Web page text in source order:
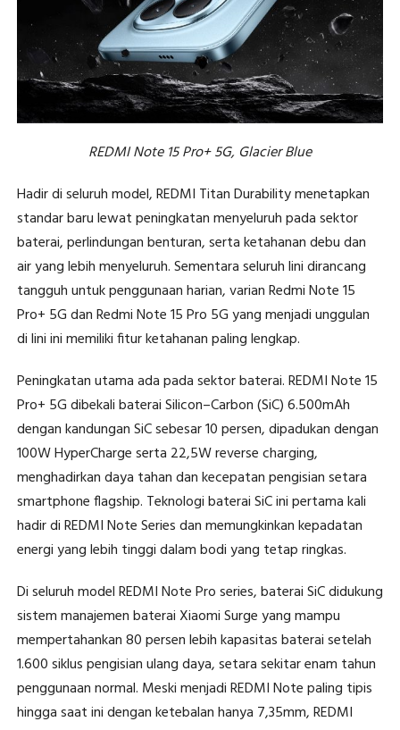
REDMI Note 15 Pro+ 5G, Glacier Blue
Hadir di seluruh model, REDMI Titan Durability menetapkan
standar baru lewat peningkatan menyeluruh pada sektor
baterai, perlindungan benturan, serta ketahanan debu dan
air yang lebih menyeluruh. Sementara seluruh lini dirancang
tangguh untuk penggunaan harian, varian Redmi Note 15
Pro+ 5G dan Redmi Note 15 Pro 5G yang menjadi unggulan
di lini ini memiliki fitur ketahanan paling lengkap.
Peningkatan utama ada pada sektor baterai. REDMI Note 15
Pro+ 5G dibekali baterai Silicon–Carbon (SiC) 6.500mAh
dengan kandungan SiC sebesar 10 persen, dipadukan dengan
100W HyperCharge serta 22,5W reverse charging,
menghadirkan daya tahan dan kecepatan pengisian setara
smartphone flagship. Teknologi baterai SiC ini pertama kali
hadir di REDMI Note Series dan memungkinkan kepadatan
energi yang lebih tinggi dalam bodi yang tetap ringkas.
Di seluruh model REDMI Note Pro series, baterai SiC didukung
sistem manajemen baterai Xiaomi Surge yang mampu
mempertahankan 80 persen lebih kapasitas baterai setelah
1.600 siklus pengisian ulang daya, setara sekitar enam tahun
penggunaan normal. Meski menjadi REDMI Note paling tipis
hingga saat ini dengan ketebalan hanya 7,35mm, REDMI